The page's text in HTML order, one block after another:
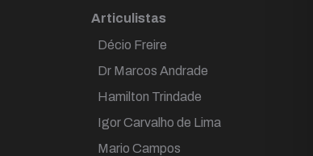
Articulistas
Décio Freire
Dr Marcos Andrade
Hamilton Trindade
Igor Carvalho de Lima
Mario Campos